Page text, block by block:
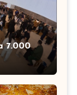
7.000